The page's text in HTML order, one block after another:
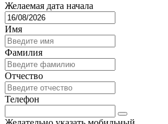
Желаемая дата начала
Имя
Фамилия
Отчество
Телефон